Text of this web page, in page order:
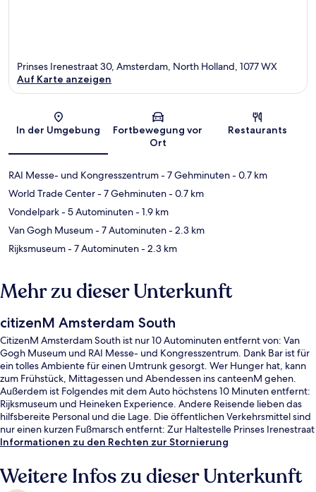
Karte
Prinses Irenestraat 30, Amsterdam, North Holland, 1077 WX
Auf Karte anzeigen
In der Umgebung
Fortbewegung vor
Ort
Restaurants
RAI Messe- und Kongresszentrum- 7 Gehminuten- 0.7 km
World Trade Center- 7 Gehminuten- 0.7 km
Vondelpark- 5 Autominuten- 1.9 km
Van Gogh Museum- 7 Autominuten- 2.3 km
Rijksmuseum- 7 Autominuten- 2.3 km
Mehr zu dieser Unterkunft
citizenM Amsterdam South
CitizenM Amsterdam South ist nur 10 Autominuten entfernt von: Van
Gogh Museum und RAI Messe- und Kongresszentrum. Dank Bar ist für
ein tolles Ambiente für einen Umtrunk gesorgt. Wer Hunger hat, kann
zum Frühstück, Mittagessen und Abendessen ins canteenM gehen.
Außerdem ist Folgendes mit dem Auto höchstens 10 Minuten entfernt:
Rijksmuseum und Heineken Experience. Andere Reisende lieben das
hilfsbereite Personal und die Lage. Die öffentlichen Verkehrsmittel sind
nur einen kurzen Fußmarsch entfernt: Zur Haltestelle Prinses Irenestraat
sind es nur wenige Schritte und zur U-Bahn-Station Amsterdam Zuid 4
Informationen zu den Rechten zur Stornierung
Weitere Infos zu dieser Unterkunft